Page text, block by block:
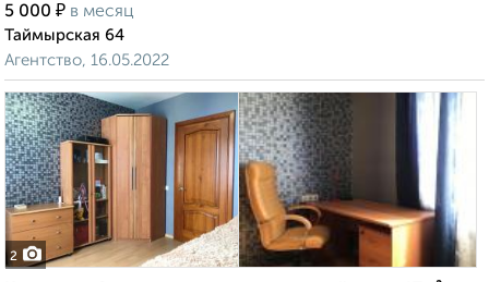
5 000 ₽ в месяц
Таймырская 64
Агентство, 16.05.2022
2